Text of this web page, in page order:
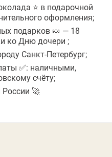
⭐ в подарочной
оформления;
подарков 🍬 — 18
ко Дню дочери ;
Санкт-Петербург;
✅: наличными,
счёту;
🚀